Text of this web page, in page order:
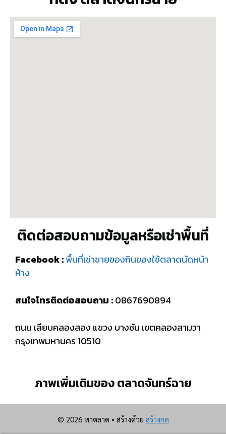
ติดต่อสอบถามข้อมูลหรือเช่าพื้นที่
Facebook :พื้นที่เช่าขายของกินของใช้ตลาดนัดหน้า
ห้าง
สนใจโทรติดต่อสอบถาม :0867690894
ถนน เลียบคลองสอง แขวง บางชัน เขตคลองสามวา
กรุงเทพมหานคร 10510
ภาพเพิ่มเติมของ ตลาดจันทร์ฉาย
© 2026 หาตลาด • สร้างด้วย สร้างกด